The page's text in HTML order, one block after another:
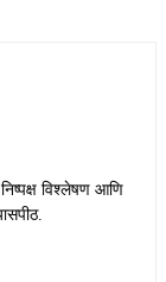
विश्लेषण आणि